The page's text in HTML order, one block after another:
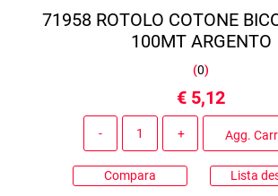
71958 ROTOLO COTONE
100MT ARGENTO
(0)
€ 5,12
Agg.
Compara Lista